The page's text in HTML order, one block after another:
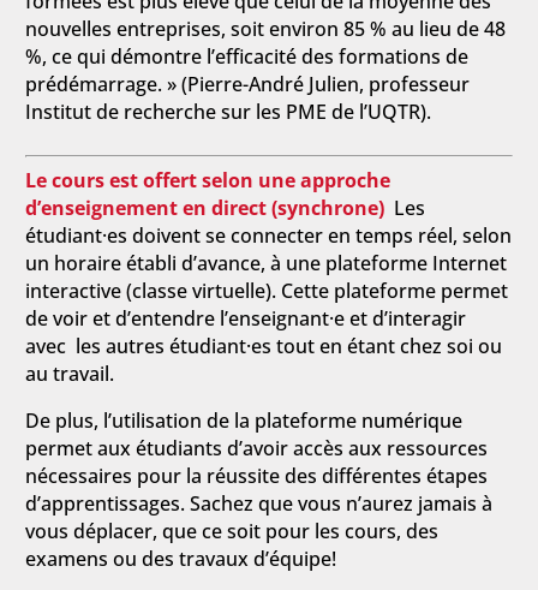
nouvelles entreprises, soit environ 85 % au lieu de 48
%, ce qui démontre l’efficacité des formations de
prédémarrage. » (Pierre-André Julien, professeur
Institut de recherche sur les PME de l’UQTR).
Le cours est offert selon une approche
d’enseignement en direct (synchrone) Les
étudiant·es doivent se connecter en temps réel, selon
un horaire établi d’avance, à une plateforme Internet
interactive (classe virtuelle). Cette plateforme permet
de voir et d’entendre l’enseignant·e et d’interagir
avec les autres étudiant·es tout en étant chez soi ou
au travail.
De plus, l’utilisation de la plateforme numérique
permet aux étudiants d’avoir accès aux ressources
nécessaires pour la réussite des différentes étapes
d’apprentissages. Sachez que vous n’aurez jamais à
vous déplacer, que ce soit pour les cours, des
examens ou des travaux d’équipe!